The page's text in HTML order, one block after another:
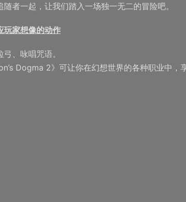
随者一起，让我们踏入一场独一无二的冒险吧。
玩家想像的动作
、咏唱咒语。
Dogma 2》可让你在幻想世界的各种职业中，